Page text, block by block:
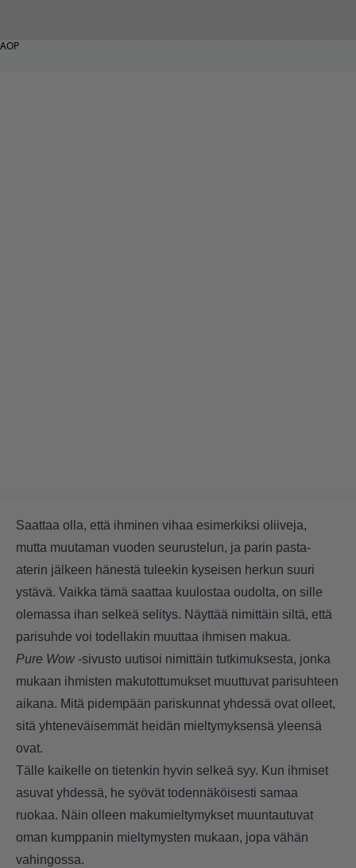
AOP
Saattaa olla, että ihminen vihaa esimerkiksi oliiveja,
mutta muutaman vuoden seurustelun, ja parin pasta-
aterin jälkeen hänestä tuleekin kyseisen herkun suuri
ystävä. Vaikka tämä saattaa kuulostaa oudolta, on sille
olemassa ihan selkeä selitys. Näyttää nimittäin siltä, että
parisuhde voi todellakin muuttaa ihmisen makua.
Pure Wow -sivusto uutisoi nimittäin tutkimuksesta, jonka
mukaan ihmisten makutottumukset muuttuvat parisuhteen
aikana. Mitä pidempään pariskunnat yhdessä ovat olleet,
sitä yhteneväisemmät heidän mieltymyksensä yleensä
ovat.
Tälle kaikelle on tietenkin hyvin selkeä syy. Kun ihmiset
asuvat yhdessä, he syövät todennäköisesti samaa
ruokaa. Näin olleen makumieltymykset muuntautuvat
oman kumppanin mieltymysten mukaan, jopa vähän
vahingossa.